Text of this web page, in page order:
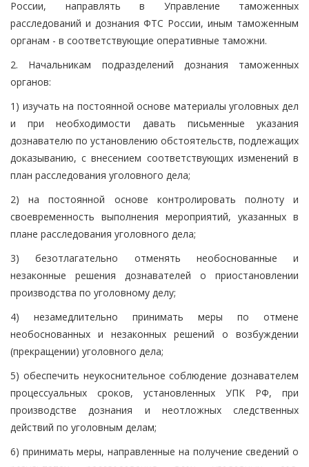
России, направлять в Управление таможенных
расследований и дознания ФТС России, иным таможенным
органам - в соответствующие оперативные таможни.
2. Начальникам подразделений дознания таможенных
органов:
1) изучать на постоянной основе материалы уголовных дел
и при необходимости давать письменные указания
дознавателю по установлению обстоятельств, подлежащих
доказыванию, с внесением соответствующих изменений в
план расследования уголовного дела;
2) на постоянной основе контролировать полноту и
своевременность выполнения мероприятий, указанных в
плане расследования уголовного дела;
3) безотлагательно отменять необоснованные и
незаконные решения дознавателей о приостановлении
производства по уголовному делу;
4) незамедлительно принимать меры по отмене
необоснованных и незаконных решений о возбуждении
(прекращении) уголовного дела;
5) обеспечить неукоснительное соблюдение дознавателем
процессуальных сроков, установленных УПК РФ, при
производстве дознания и неотложных следственных
действий по уголовным делам;
6) принимать меры, направленные на получение сведений о